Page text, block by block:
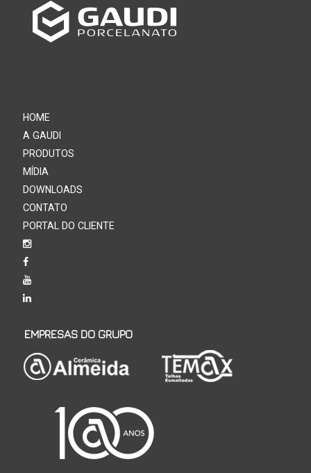
HOME
A GAUDI
PRODUTOS
MÍDIA
DOWNLOADS
CONTATO
PORTAL DO CLIENTE
EMPRESAS DO GRUPO